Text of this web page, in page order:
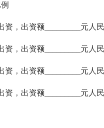
资，出资额_________元人
资，出资额_________元人
资，出资额_________元人
资，出资额_________元人